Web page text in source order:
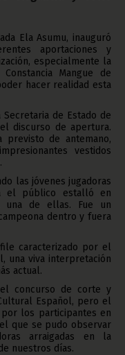
Ela Asumu, inauguró
aportaciones y
especialmente la
Mangue de
hacer realidad esta
de Estado de
discurso de apertura.
de antemano,
vestidos
las jóvenes jugadoras
el público estalló en
una de ellas. Fue un
dentro y fuera
caracterizado por el
una viva interpretación
actual.
concurso de corte y
Español, pero el
los participantes en
que se pudo observar
arraigadas en la
nuestros días.